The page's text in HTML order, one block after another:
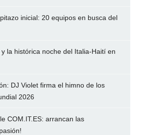
inicial: 20 equipos en busca del
la histórica noche del Italia-Haití en
DJ Violet firma el himno de los
2026
COM.IT.ES: arrancan las